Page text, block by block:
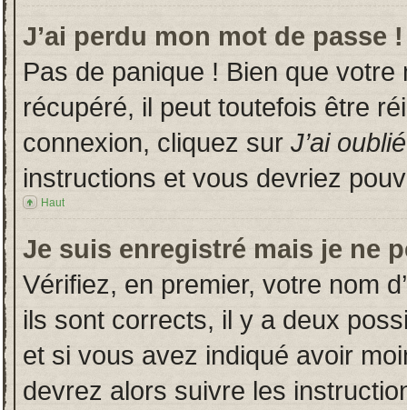
J’ai perdu mon mot de passe !
Pas de panique ! Bien que
récupéré, il peut toutefois être
connexion, cliquez sur J’ai
instructions et vous devriez
Haut
Je suis enregistré mais je ne
Vérifiez, en premier, votre nom
ils sont corrects, il y a deux
et si vous avez indiqué avoir
devrez alors suivre les